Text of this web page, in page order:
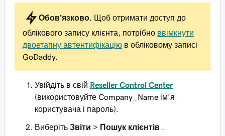
Обов’язково.
Щоб отримати доступ до
облікового запису клієнта, потрібно ввімкнути
двоетапну автентифікацію в обліковому записі
GoDaddy.
Увійдіть в свій Reseller Control Center
(використовуйте Company_Name ім'я
користувача і пароль).
Виберіть Звіти > Пошук клієнтів